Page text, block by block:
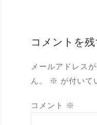
コメントを残
メールアドレス
ん。
※ が付いて
コメント ※